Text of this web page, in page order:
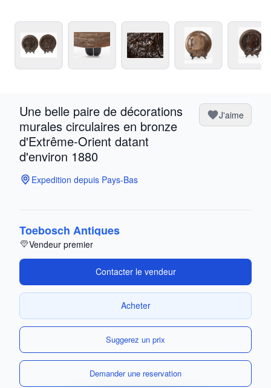
Une belle paire de décorations
murales circulaires en bronze
d'Extrême-Orient datant
d'environ 1880
J'aime
Expedition depuis Pays-Bas
Toebosch Antiques
Vendeur premier
Contacter le vendeur
Acheter
Suggerez un prix
Demander une reservation